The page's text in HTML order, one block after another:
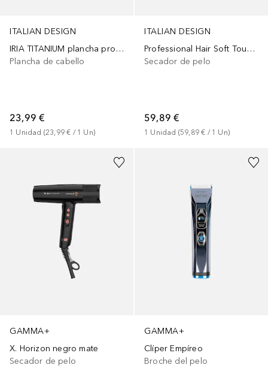
ITALIAN DESIGN
IRIA TITANIUM plancha profesional
Plancha de cabello
23,99 €
1 Unidad (23,99 € / 1 Un)
ITALIAN DESIGN
Professional Hair Soft Touch 2200w
Secador de pelo
59,89 €
1 Unidad (59,89 € / 1 Un)
GAMMA+
X. Horizon negro mate
Secador de pelo
GAMMA+
Clíper Empíreo
Broche del pelo